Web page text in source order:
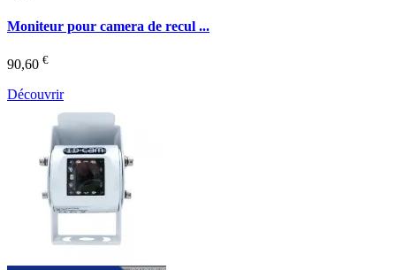
Moniteur pour camera de recul ...
90,60 €
Découvrir